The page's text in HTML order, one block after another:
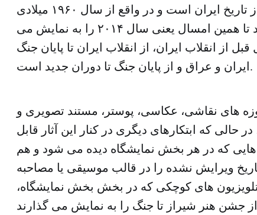
این نمایشگاه، روایتگر سه دوره از تاریخ ایران است و در واقع از سال ۱۹۶۰ میلادی
(۱۳۳۹ هجری شمسی) شروع می شود تا همین امسال یعنی سال ۲۰۱۴ را به نمایش می
این سه دوره شامل، ۱۸ سال قبل از انقلاب ایران، از انقلاب ایران تا پایان جنگ
ایران و عراق و از پایان جنگ تا دوران جدید است.
های نقاشی، عکاسی، پوستر، مستند تصویری و
که ابتکارهای دیگری در کنار این آثار قابل
که در هر بخش نمایشگاه دیده می شود و هم
ویرایش نشده را در قالب موسیقی یا مصاحبه
های کوچکی که در بخش بخش نمایشگاه،